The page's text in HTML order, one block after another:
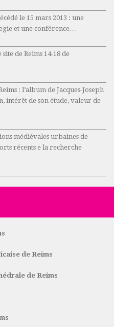
le 15 mars 2013 : une
et une conférence…
de Reims 14-18 de
: l’album de Jacques-Joseph
intérêt de son étude, valeur de
médiévales urbaines de
récents e la recherche
de Reims
de Reims